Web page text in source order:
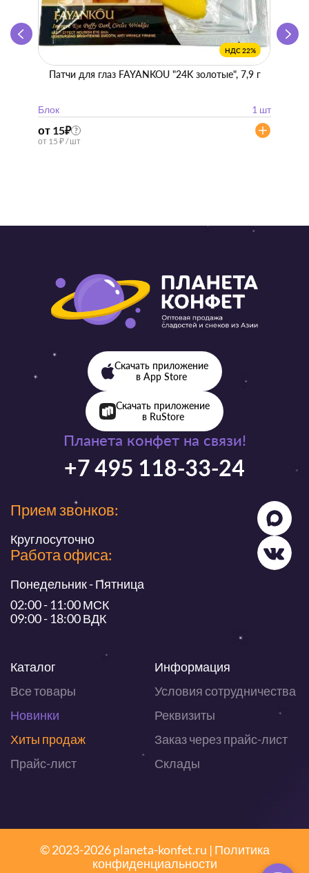
НДС 22%
Патчи для глаз FAYANKOU "24K золотые", 7,9 г
Блок 1 шт
от 15₽ ?
от 15 ₽ / шт
Планета конфет на связи!
+7 495 118-33-24
Прием звонков:
Круглосуточно
Работа офиса:
Понедельник - Пятница
02:00 - 11:00 МСК
09:00 - 18:00 ВДК
Каталог
Все товары
Новинки
Хиты продаж
Прайс-лист
Информация
Условия сотрудничества
Реквизиты
Заказ через прайс-лист
Склады
Скачать приложение
в App Store
Скачать приложение
в RuStore
© 2023-2026 planeta-konfet.ru | Политика
конфиденциальности